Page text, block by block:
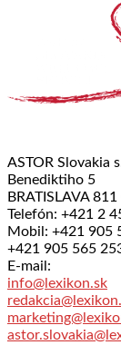
ASTOR Slovakia
Benediktiho 5
BRATISLAVA
Telefón: +421 2
Mobil: +421 905
+421 905 565
E-mail:
info@lexikon.sk